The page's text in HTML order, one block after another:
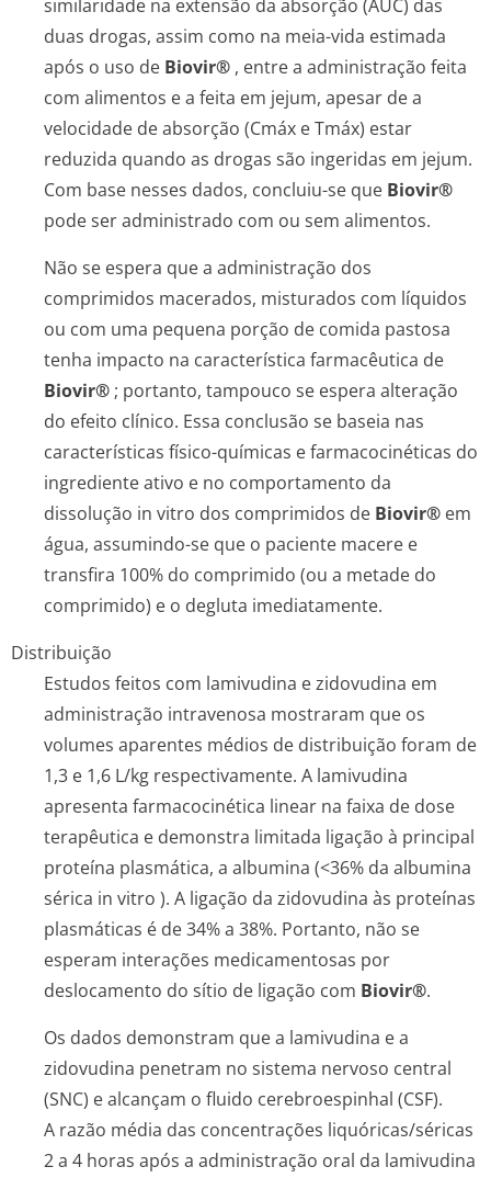
similaridade na extensão da absorção (AUC) das
duas drogas, assim como na meia-vida estimada
após o uso de Biovir® , entre a administração feita
com alimentos e a feita em jejum, apesar de a
velocidade de absorção (Cmáx e Tmáx) estar
reduzida quando as drogas são ingeridas em jejum.
Com base nesses dados, concluiu-se que Biovir®
pode ser administrado com ou sem alimentos.
Não se espera que a administração dos
comprimidos macerados, misturados com líquidos
ou com uma pequena porção de comida pastosa
tenha impacto na característica farmacêutica de
Biovir® ; portanto, tampouco se espera alteração
do efeito clínico. Essa conclusão se baseia nas
características físico-químicas e farmacocinéticas do
ingrediente ativo e no comportamento da
dissolução in vitro dos comprimidos de Biovir® em
água, assumindo-se que o paciente macere e
transfira 100% do comprimido (ou a metade do
comprimido) e o degluta imediatamente.
Distribuição
Estudos feitos com lamivudina e zidovudina em
administração intravenosa mostraram que os
volumes aparentes médios de distribuição foram de
1,3 e 1,6 L/kg respectivamente. A lamivudina
apresenta farmacocinética linear na faixa de dose
terapêutica e demonstra limitada ligação à principal
proteína plasmática, a albumina (<36% da albumina
sérica in vitro ). A ligação da zidovudina às proteínas
plasmáticas é de 34% a 38%. Portanto, não se
esperam interações medicamentosas por
deslocamento do sítio de ligação com Biovir®.
Os dados demonstram que a lamivudina e a
zidovudina penetram no sistema nervoso central
(SNC) e alcançam o fluido cerebroespinhal (CSF).
A razão média das concentrações liquóricas/séricas
2 a 4 horas após a administração oral da lamivudina